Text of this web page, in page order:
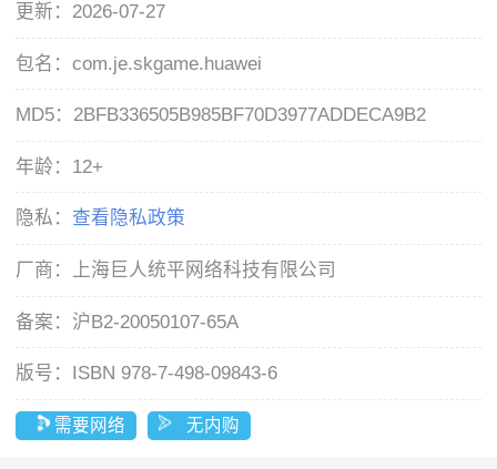
更新： 2026-07-27
包名：com.je.skgame.huawei
MD5： 2BFB336505B985BF70D3977ADDECA9B2
年龄： 12+
隐私： 查看隐私政策
厂商： 上海巨人统平网络科技有限公司
备案： 沪B2-20050107-65A
版号： ISBN 978-7-498-09843-6
需要网络 无内购